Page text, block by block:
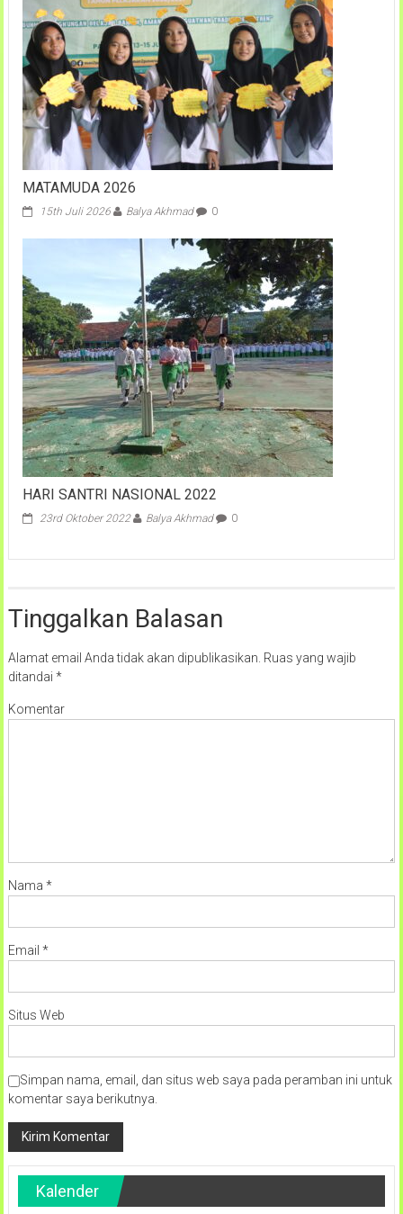
MATAMUDA 2026
15th Juli 2026 Balya Akhmad 0
HARI SANTRI NASIONAL 2022
23rd Oktober 2022 Balya Akhmad 0
Tinggalkan Balasan
Alamat email Anda tidak akan dipublikasikan. Ruas yang wajib
ditandai *
Komentar
Nama *
Email *
Situs Web
Simpan nama, email, dan situs web saya pada peramban ini untuk
komentar saya berikutnya.
Kalender